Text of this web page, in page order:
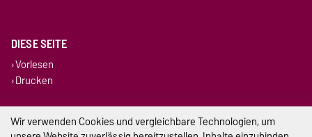
DIESE SEITE
Vorlesen
Drucken
Impressum
Wir verwenden Cookies und vergleichbare Technologien, um